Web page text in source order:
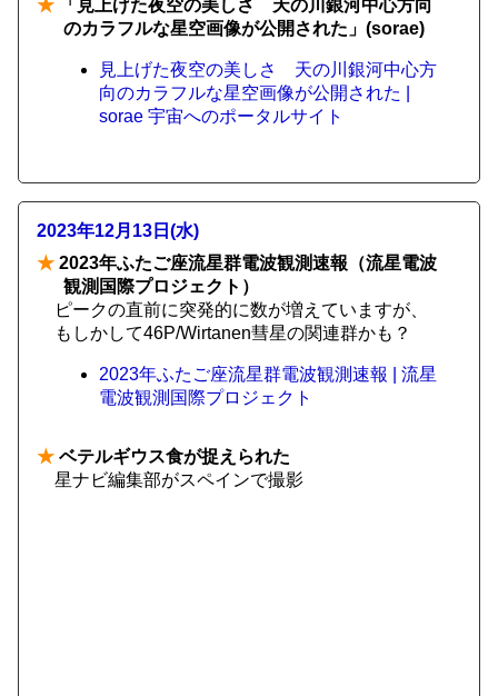
★ 「見上げた夜空の美しさ 天の川銀河中心方向
のカラフルな星空画像が公開された」(sorae)
見上げた夜空の美しさ 天の川銀河中心方
向のカラフルな星空画像が公開された |
sorae 宇宙へのポータルサイト
2023年12月13日(水)
★ 2023年ふたご座流星群電波観測速報（流星電波
観測国際プロジェクト）
ピークの直前に突発的に数が増えていますが、
もしかして46P/Wirtanen彗星の関連群かも？
2023年ふたご座流星群電波観測速報 | 流星
電波観測国際プロジェクト
★ ベテルギウス食が捉えられた
星ナビ編集部がスペインで撮影